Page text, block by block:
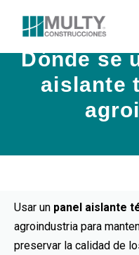
Dónde se
aislante
Usar un panel aislante
agroindustria para
preservar la calidad de